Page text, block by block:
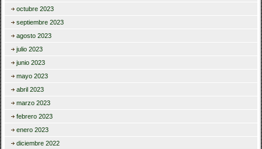
octubre 2023
septiembre 2023
agosto 2023
julio 2023
junio 2023
mayo 2023
abril 2023
marzo 2023
febrero 2023
enero 2023
diciembre 2022